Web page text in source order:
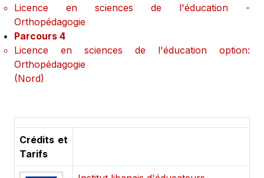
Licence en sciences de l'éducation -
Orthopédagogie
Parcours 4
Licence en sciences de l'éducation option:
Orthopédagogie
(Nord)
Crédits et
Tarifs